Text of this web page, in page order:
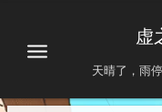
虚
天晴了，雨